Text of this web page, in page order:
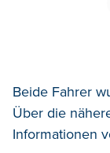
Beide Fahrer
Über die
Informationen